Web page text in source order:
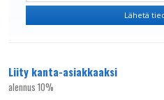
Liity kanta-asiakkaaksi
alennus 10%